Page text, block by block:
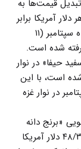
تبدیل قیمت‌ها به
آمریکا برابر
با میانگین قیمت این ارز در بازار آزاد ایران طی ماه سپتامبر (۱۱
«آرد سفید حیفا» در نوار
اعلام شده است، با این
در نوار غزه
آمار فلسطین قیمت یک کیسه ۲۵ کیلویی «برنج دانه
کوتاه استرالیایی» را در نوار غزه ۱۸۰ شکل معادل ۴۸/۳۰ دلار آمریکا